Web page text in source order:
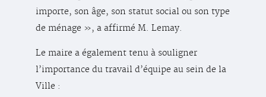
importe, son âge, son statut social ou son type
de ménage », a affirmé M. Lemay.
Le maire a également tenu à souligner
l’importance du travail d’équipe au sein de la
Ville :